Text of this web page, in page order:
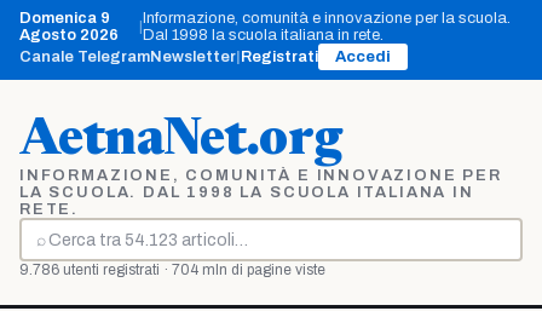
Vai
contenuto
Domenica 9
Agosto 2026
|Informazione, comunità e innovazione per la scuola.
Dal 1998 la scuola italiana in rete.
Canale TelegramNewsletter Registrati Accedi
AetnaNet.org
INFORMAZIONE, COMUNITÀ E INNOVAZIONE PER
LA SCUOLA. DAL 1998 LA SCUOLA ITALIANA IN
RETE.
⌕
Cerca
9.786 utenti registrati · 704 mln di pagine viste